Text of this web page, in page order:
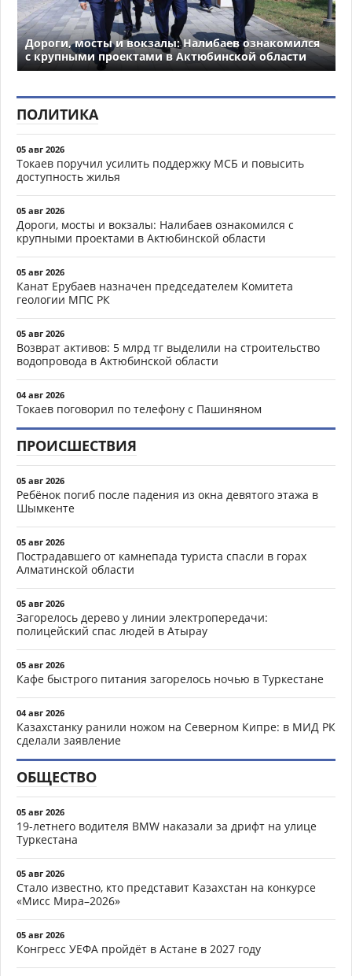
Дороги, мосты и вокзалы: Налибаев ознакомился
с крупными проектами в Актюбинской области
ПОЛИТИКА
05 авг 2026
Токаев поручил усилить поддержку МСБ и повысить
доступность жилья
05 авг 2026
Дороги, мосты и вокзалы: Налибаев ознакомился с
крупными проектами в Актюбинской области
05 авг 2026
Канат Ерубаев назначен председателем Комитета
геологии МПС РК
05 авг 2026
Возврат активов: 5 млрд тг выделили на строительство
водопровода в Актюбинской области
04 авг 2026
Токаев поговорил по телефону с Пашиняном
ПРОИСШЕСТВИЯ
05 авг 2026
Ребёнок погиб после падения из окна девятого этажа в
Шымкенте
05 авг 2026
Пострадавшего от камнепада туриста спасли в горах
Алматинской области
05 авг 2026
Загорелось дерево у линии электропередачи:
полицейский спас людей в Атырау
05 авг 2026
Кафе быстрого питания загорелось ночью в Туркестане
04 авг 2026
Казахстанку ранили ножом на Северном Кипре: в МИД РК
сделали заявление
ОБЩЕСТВО
05 авг 2026
19-летнего водителя BMW наказали за дрифт на улице
Туркестана
05 авг 2026
Стало известно, кто представит Казахстан на конкурсе
«Мисс Мира–2026»
05 авг 2026
Конгресс УЕФА пройдёт в Астане в 2027 году